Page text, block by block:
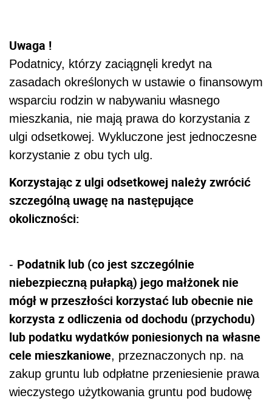
Uwaga !
Podatnicy, którzy zaciągnęli kredyt na
zasadach określonych w ustawie o finansowym
wsparciu rodzin w nabywaniu własnego
mieszkania, nie mają prawa do korzystania z
ulgi odsetkowej. Wykluczone jest jednoczesne
korzystanie z obu tych ulg.
Korzystając z ulgi odsetkowej należy zwrócić
szczególną uwagę na następujące
okoliczności:
- Podatnik lub (co jest szczególnie
niebezpieczną pułapką) jego małżonek nie
mógł w przeszłości korzystać lub obecnie nie
korzysta z odliczenia od dochodu (przychodu)
lub podatku wydatków poniesionych na własne
cele mieszkaniowe, przeznaczonych np. na
zakup gruntu lub odpłatne przeniesienie prawa
wieczystego użytkowania gruntu pod budowę